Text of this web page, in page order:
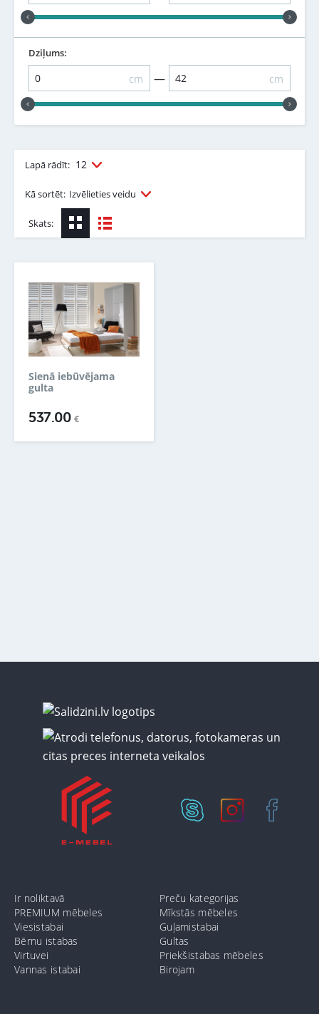
Dziļums:
cm — cm
Lapā rādīt: 12
Kā sortēt: Izvēlieties veidu
Skats:
Sienā iebūvējama
gulta
537.00€
Ir noliktavā
Preču kategorijas
PREMIUM mēbeles
Mīkstās mēbeles
Viesistabai
Guļamistabai
Bērnu istabas
Gultas
Virtuvei
Priekšistabas mēbeles
Vannas istabai
Birojam